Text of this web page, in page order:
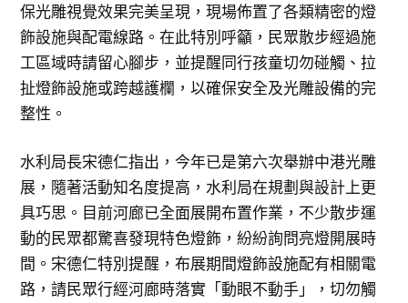
保光雕視覺效果完美呈現，現場佈置了各類精密的燈
飾設施與配電線路。在此特別呼籲，民眾散步經過施
工區域時請留心腳步，並提醒同行孩童切勿碰觸、拉
扯燈飾設施或跨越護欄，以確保安全及光雕設備的完
整性。
水利局長宋德仁指出，今年已是第六次舉辦中港光雕
展，隨著活動知名度提高，水利局在規劃與設計上更
具巧思。目前河廊已全面展開布置作業，不少散步運
動的民眾都驚喜發現特色燈飾，紛紛詢問亮燈開展時
間。宋德仁特別提醒，布展期間燈飾設施配有相關電
路，請民眾行經河廊時落實「動眼不動手」，切勿觸